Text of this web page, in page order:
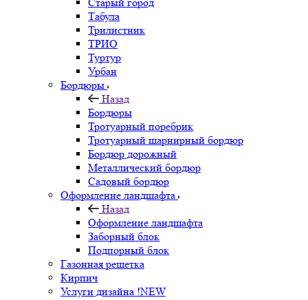
Табула
Трилистник
ТРИО
Туртур
Урбан
Бордюры
Назад
Бордюры
Тротуарный поребрик
Тротуарный шарнирный бордюр
Бордюр дорожный
Металлический бордюр
Садовый бордюр
Оформление ландшафта
Назад
Оформление ландшафта
Заборный блок
Подпорный блок
Газонная решетка
Кирпич
Услуги дизайна !NEW